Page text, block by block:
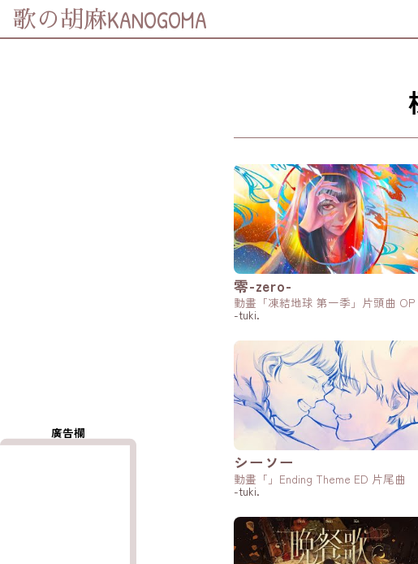
歌の胡麻KANOGOMA
(Twitter)
Whatsapp
複製鏈結
零-zero-
動畫「凍結地球 第一季」片頭曲 OP
-tuki.
シーソー
動畫「」Ending Theme ED 片尾曲
-tuki.
廣告欄